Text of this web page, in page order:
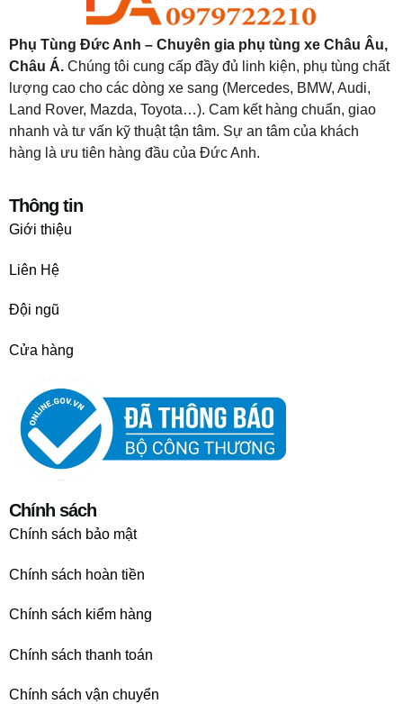
Phụ Tùng Đức Anh – Chuyên gia phụ tùng xe Châu Âu,
Châu Á. Chúng tôi cung cấp đầy đủ linh kiện, phụ tùng chất
lượng cao cho các dòng xe sang (Mercedes, BMW, Audi,
Land Rover, Mazda, Toyota…). Cam kết hàng chuẩn, giao
nhanh và tư vấn kỹ thuật tận tâm. Sự an tâm của khách
hàng là ưu tiên hàng đầu của Đức Anh.
Thông tin
Giới thiệu
Liên Hệ
Đội ngũ
Cửa hàng
Chính sách
Chính sách bảo mật
Chính sách hoàn tiền
Chính sách kiểm hàng
Chính sách thanh toán
Chính sách vận chuyển